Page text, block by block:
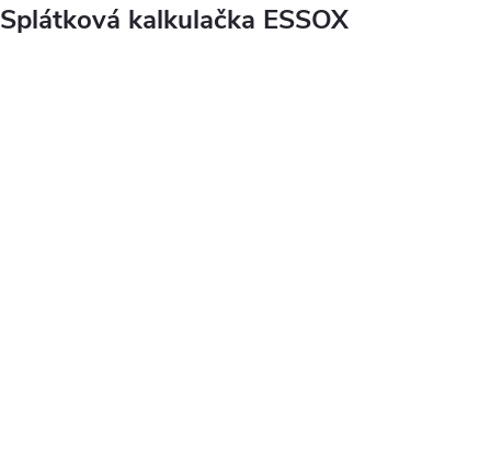
Splátková kalkulačka ESSOX